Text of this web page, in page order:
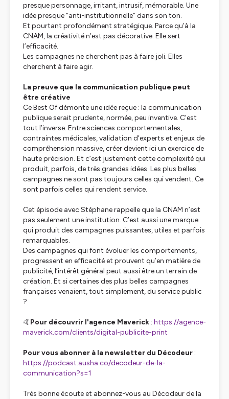
presque personnage, irritant, intrusif, mémorable. Une
idée presque “anti-institutionnelle” dans son ton.
Et pourtant profondément stratégique. Parce qu’à la
CNAM, la créativité n’est pas décorative. Elle sert
l’efficacité.
Les campagnes ne cherchent pas à faire joli. Elles
cherchent à faire agir.
La preuve que la communication publique peut
être créative
Ce Best Of démonte une idée reçue : la communication
publique serait prudente, normée, peu inventive. C’est
tout l’inverse. Entre sciences comportementales,
contraintes médicales, validation d’experts et enjeux de
compréhension massive, créer devient ici un exercice de
haute précision. Et c’est justement cette complexité qui
produit, parfois, de très grandes idées. Les plus belles
campagnes ne sont pas toujours celles qui vendent. Ce
sont parfois celles qui rendent service.
Cet épisode avec Stéphane rappelle que la CNAM n’est
pas seulement une institution. C’est aussi une marque
qui produit des campagnes puissantes, utiles et parfois
remarquables.
Des campagnes qui font évoluer les comportements,
progressent en efficacité et prouvent qu’en matière de
publicité, l’intérêt général peut aussi être un terrain de
création. Et si certaines des plus belles campagnes
françaises venaient, tout simplement, du service public
?
🤙 Pour découvrir l'agence Maverick : https://agence-
maverick.com/clients/digital-publicite-print
Pour vous abonner à la newsletter du Décodeur :
https://podcast.ausha.co/decodeur-de-la-
communication?s=1
Très bonne écoute et abonnez-vous au Décodeur de la